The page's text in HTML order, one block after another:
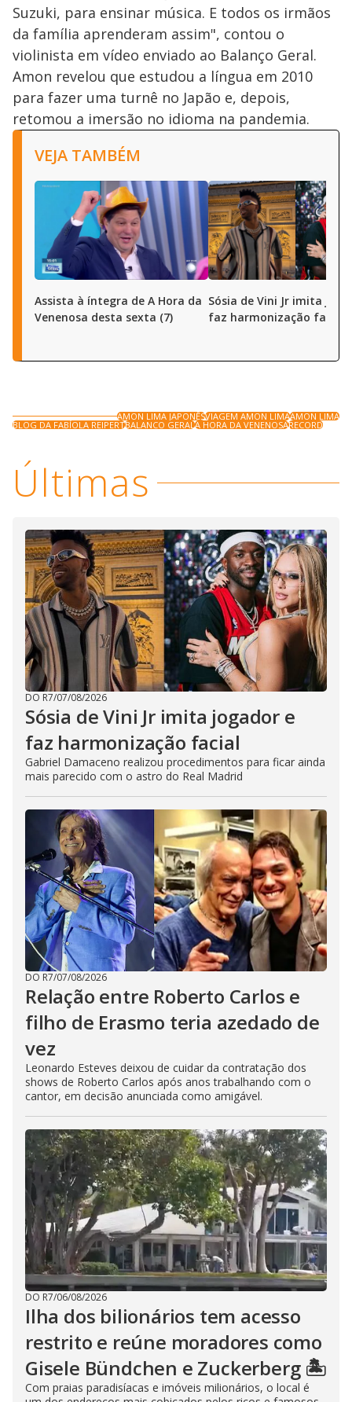
Suzuki, para ensinar música. E todos os irmãos
da família aprenderam assim", contou o
violinista em vídeo enviado ao Balanço Geral.
Amon revelou que estudou a língua em 2010
para fazer uma turnê no Japão e, depois,
retomou a imersão no idioma na pandemia.
VEJA TAMBÉM
Assista à íntegra de A Hora da
Venenosa desta sexta (7)
Sósia de Vini Jr imita
faz harmonização facial
AMON LIMA JAPONÊSVIAGEM AMON LIMAAMON LIMA
BLOG DA FABÍOLA REIPERTBALANCO GERALA HORA DA VENENOSARECORD
Últimas
DO R7/07/08/2026
Sósia de Vini Jr imita jogador e
faz harmonização facial
Gabriel Damaceno realizou procedimentos para ficar ainda
mais parecido com o astro do Real Madrid
DO R7/07/08/2026
Relação entre Roberto Carlos e
filho de Erasmo teria azedado de
vez
Leonardo Esteves deixou de cuidar da contratação dos
shows de Roberto Carlos após anos trabalhando com o
cantor, em decisão anunciada como amigável.
DO R7/06/08/2026
Ilha dos bilionários tem acesso
restrito e reúne moradores como
Gisele Bündchen e Zuckerberg 🏝️
Com praias paradisíacas e imóveis milionários, o local é